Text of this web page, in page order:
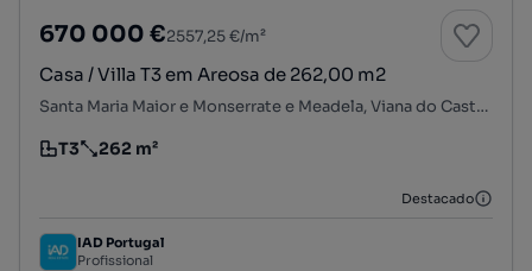
670 000 €2557,25 €/m²
Casa / Villa T3 em Areosa de 262,00 m2
Santa Maria Maior e Monserrate e Meadela, Viana do Castelo, Viana do Castelo
Tipologia
T3
Preço por metro quadrado
262 m²
Destacado
IAD Portugal
Profissional